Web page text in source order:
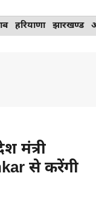
हरियाणा झारखण्ड
मंत्री
से करेंगी